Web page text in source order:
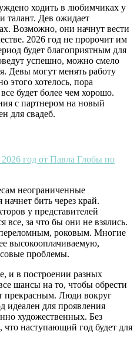
ходить в любимчиках у
талант. Дев ожидает
Возможно, они начнут вести
2026 год не пророчит им
будет благоприятным для
успешно, можно смело
Девы могут менять работу
этого хотелось, пора
будет более чем хорошо.
с партнером на новый
для свадеб.
неограниченные
бить через край.
у представителей
все, за что бы они не взялись.
роковым. Многие
высокооплачиваемую,
проблемы.
и в построении разных
шансы на то, чтобы обрести
прекрасным. Люди вокруг
идеален для проявления
художественных. Без
что наступающий год будет для